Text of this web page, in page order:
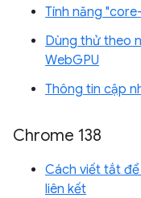
Tính năng
Dùng thử theo
WebGPU
Thông tin cập
Chrome 138
Cách viết tắt
liên kết